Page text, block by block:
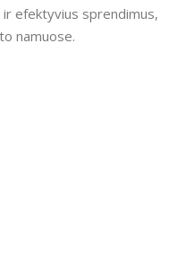
efektyvius sprendimus,
namuose.